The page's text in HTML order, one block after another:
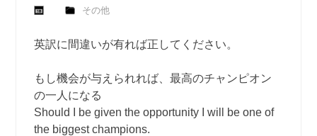
その他
英訳に間違いが有れば正してください。
もし機会が与えられれば、最高のチャンピオン
の一人になる
Should I be given the opportunity I will be one of
the biggest champions.